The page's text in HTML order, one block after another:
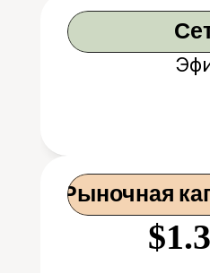
Рыночная